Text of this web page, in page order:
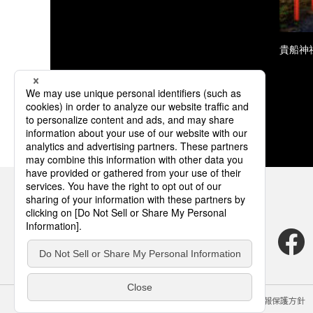
貴船神
サイトのご利用にあたって クッキーポリシー 個人情報保護方針